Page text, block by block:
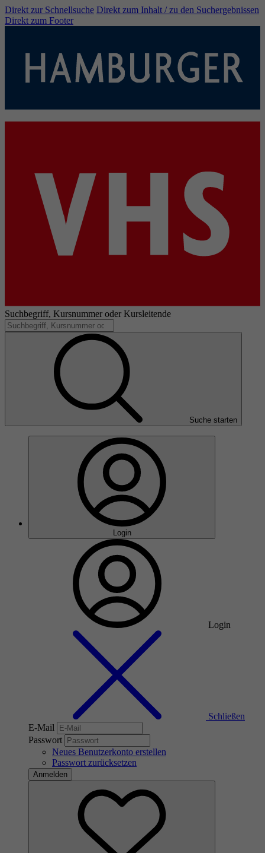
Direkt zur Schnellsuche Direkt zum Inhalt / zu den Suchergebnissen
Direkt zum Footer
Suchbegriff, Kursnummer oder Kursleitende
Suche starten
Login
Login
Schließen
E-Mail
Passwort
Neues Benutzerkonto erstellen
Passwort zurücksetzen
Anmelden